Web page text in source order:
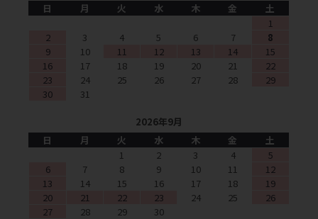
日
月 火 水 木 金
土
1
2
3 4 5 6 7
8
9
10 11 12 13 14
15
16
17 18 19 20 21
22
23
24 25 26 27 28
29
30
31
2026年9月
日
月 火 水 木 金
土
1
2 3 4
5
6
7 8 9 10 11
12
13
14 15 16 17 18
19
20
21 22 23 24 25
26
27
28 29 30